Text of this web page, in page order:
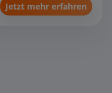
Jetzt mehr erfahren